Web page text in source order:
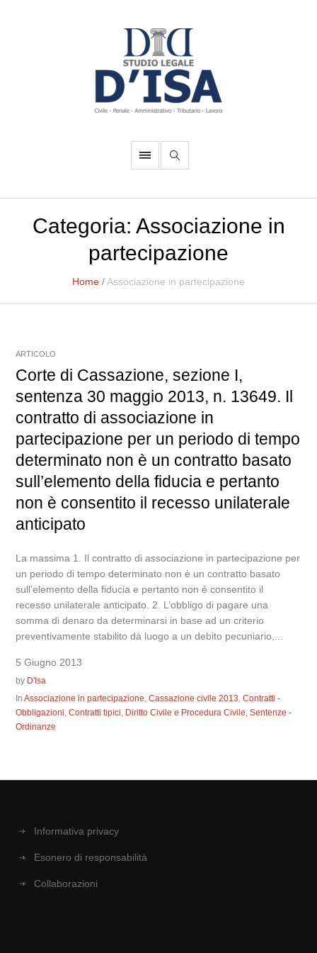
Categoria: Associazione in
partecipazione
Home /Associazione in partecipazione
ARTICOLO
Corte di Cassazione, sezione I,
sentenza 30 maggio 2013, n. 13649. Il
contratto di associazione in
partecipazione per un periodo di tempo
determinato non è un contratto basato
sull’elemento della fiducia e pertanto
non è consentito il recesso unilaterale
anticipato
La massima 1. Il contratto di associazione in partecipazione per
un periodo di tempo determinato non è un contratto basato
sull’elemento della fiducia e pertanto non è consentito il
recesso unilaterale anticipato. 2. L’obbligo di pagare una
somma di denaro da determinarsi in base ad un criterio
preventivamente stabilito dà luogo a un debito pecuniario,...
5 Giugno 2013
by D'Isa
InAssociazione in partecipazione,Cassazione civile 2013,Contratti -
Obbligazioni,Contratti tipici, Diritto Civile e Procedura Civile,Sentenze -
Ordinanze
Informativa privacy
Esonero di responsabilità
Collaborazioni